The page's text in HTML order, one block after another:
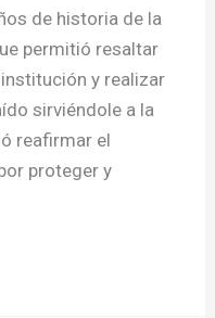
de historia de la
permitió resaltar
y realizar
sirviéndole a la
reafirmar el
proteger y